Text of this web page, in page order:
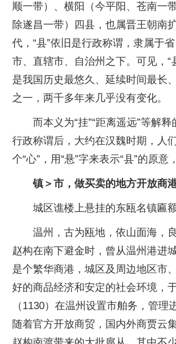
顺一带）、横阳（今平阳、苍南一
除遂昌一带）四县，也属晋王朝南
代，“县”依旧是行政称谓，隶属于
市、直辖市、自治州之下。可见，“
是我国历史最悠久、延续时间最长
之一，两千多年来几乎没有变化。
而本义为“挂”“距离遥远”等解释
行政称谓后，大约在汉魏时期，人
个“心”，用“悬”字来表示“县”的原意
镇＞市，做买卖的地方开放商
城区谯楼上悬挂的东瓯名镇匾
温州，古为瓯地，依山面海，
赵构在南下避金时，曾从温州港进
是个繁华商港，城区及周边地区市
好的商品经济和安定的社会环境，
（1130）在温州设置市舶务，管理
随着官方开放商贸，国内外商贾云